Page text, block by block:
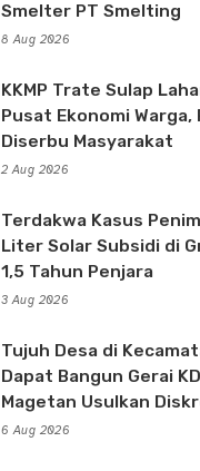
Smelter PT Smelting
8 Aug 2026
KKMP Trate Sulap
Pusat Ekonomi Warga,
Diserbu Masyarakat
2 Aug 2026
Terdakwa Kasus
Liter Solar Subsidi di
1,5 Tahun Penjara
3 Aug 2026
Tujuh Desa di
Dapat Bangun Gerai
Magetan Usulkan
6 Aug 2026